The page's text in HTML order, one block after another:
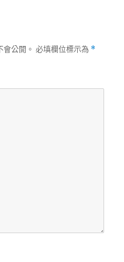
公開。 必填欄位標示為 *